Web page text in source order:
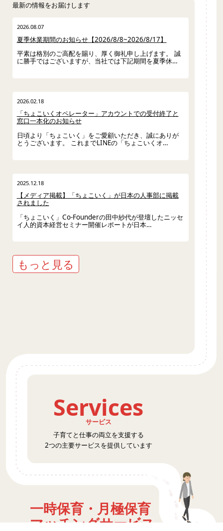
最新の情報をお届けします
2026.08.07
夏季休業期間のお知らせ【2026/8/8~2026/8/17】
平素は格別のご高配を賜り、厚く御礼申し上げます。 誠
に勝手ではございますが、当社では下記期間を夏季休…
2026.02.18
「ちょこいくオペレーター」アカウントでの受付終了と
窓口一本化のお知らせ
日頃より「ちょこいく」をご愛顧いただき、誠にありが
とうございます。 これまでLINEの「ちょこいくオ…
2025.12.18
【メディア掲載】「ちょこいく」が日本の人事部に掲載
されました
「ちょこいく」Co-Founderの田中紗代が登壇したニッセ
イ人的資本経営セミナー開催レポートが日本…
もっと見る
Services
サービス
子育てと仕事の両立を支援する
2つの主要サービスを提供しています
一時保育・月極保育
マッチングサービス